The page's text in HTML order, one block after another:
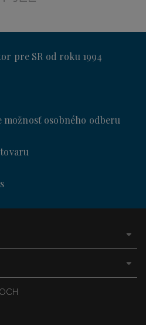
pre SR od roku 1994
možnosť osobného odberu